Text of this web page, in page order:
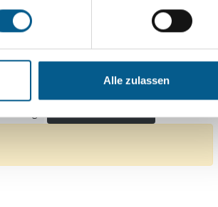
Alle zulassen
Themen: Tierschutz